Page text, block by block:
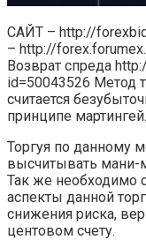
САЙТ – http://
– http://
Возврат спреда
id=50043526 Метод
считается
принципе
Торгуя по данному
высчитывать мани-
Так же необходимо
аспекты данной
снижения риска,
центовом счету.